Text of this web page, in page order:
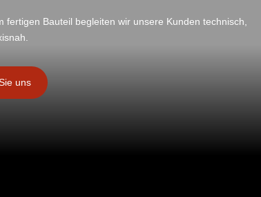
fertigen Bauteil begleiten wir unsere Kunden technisch,
uns